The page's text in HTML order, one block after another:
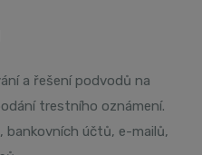
a řešení podvodů na
trestního oznámení.
bankovních účtů, e-mailů,